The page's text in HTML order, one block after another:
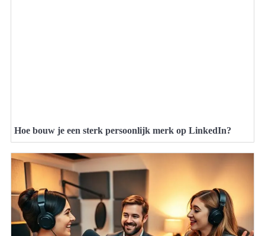
Hoe bouw je een sterk persoonlijk merk op LinkedIn?